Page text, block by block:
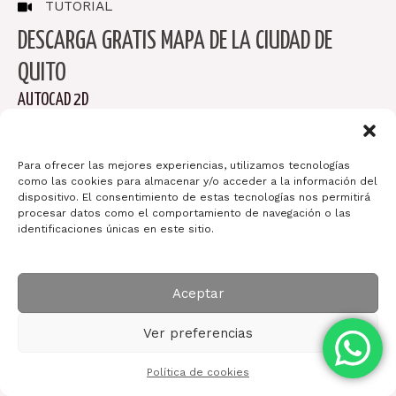
Para ofrecer las mejores experiencias, utilizamos tecnologías
como las cookies para almacenar y/o acceder a la información del
dispositivo. El consentimiento de estas tecnologías nos permitirá
procesar datos como el comportamiento de navegación o las
identificaciones únicas en este sitio.
Aceptar
Ver preferencias
Política de cookies
TUTORIAL
DESCARGA GRATIS MAPA DE LA CIUDAD DE
QUITO
AUTOCAD 2D
Ahora puedes descargar GRATIS el mapa de la ciudad
de Quito en formato AutoCAD. Este recurso es ideal
tanto para proyectos profesionales como para
estudios académicos.
BLOG